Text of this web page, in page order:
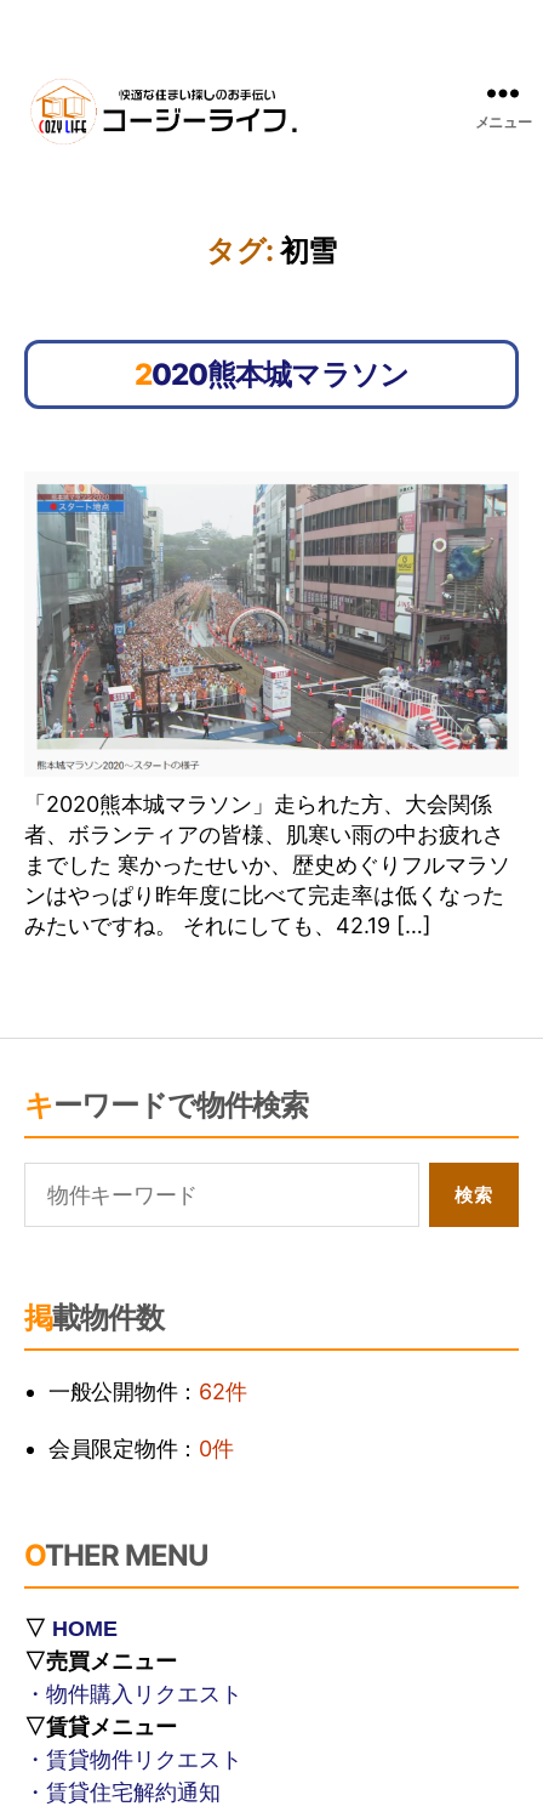
メニュー
タグ: 初雪
2020熊本城マラソン
「2020熊本城マラソン」走られた方、大会関係
者、ボランティアの皆様、肌寒い雨の中お疲れさ
までした 寒かったせいか、歴史めぐりフルマラソ
ンはやっぱり昨年度に比べて完走率は低くなった
みたいですね。 それにしても、42.19 […]
キーワードで物件検索
掲載物件数
一般公開物件： 62件
会員限定物件： 0件
OTHER MENU
▽ HOME
▽売買メニュー
・物件購入リクエスト
▽賃貸メニュー
・賃貸物件リクエスト
・賃貸住宅解約通知